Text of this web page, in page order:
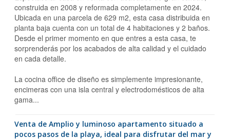
construida en 2008 y reformada completamente en 2024.
Ubicada en una parcela de 629 m2, esta casa distribuida en
planta baja cuenta con un total de 4 habitaciones y 2 baños.
Desde el primer momento en que entres a esta casa, te
sorprenderás por los acabados de alta calidad y el cuidado
en cada detalle.
La cocina office de diseño es simplemente impresionante,
encimeras con una isla central y electrodomésticos de alta
gama...
Venta de Amplio y luminoso apartamento situado a
pocos pasos de la playa, ideal para disfrutar del mar y